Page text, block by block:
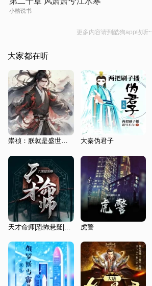
小酷说书
更多内容请到酷狗app收听~
大家都在听
崇祯：朕就是盛世之君 大秦伪君子
虎警